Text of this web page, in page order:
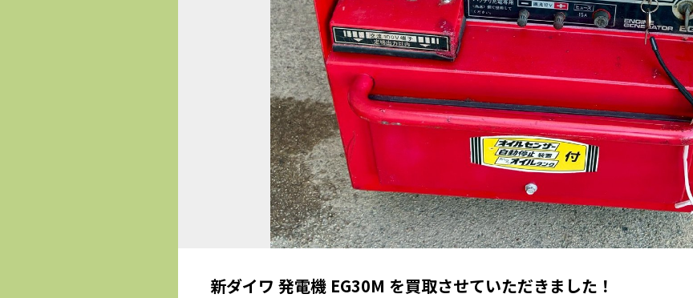
新ダイワ 発電機 EG30M を買取させていただきました！